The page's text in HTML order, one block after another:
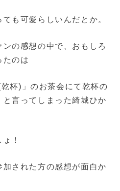
も可愛らしいんだとか。
の感想の中で、おもしろ
たのは
杯)」のお茶会にて乾杯の
言ってしまった綺城ひか
！
された方の感想が面白か